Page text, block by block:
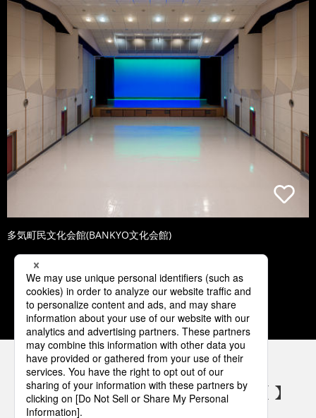
多気町民文化会館(BANKYO文化会館)
1 2 3 4 5
パナソニックの電気設備 SNSアカウント